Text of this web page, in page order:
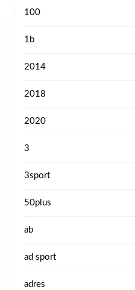
100
1b
2014
2018
2020
3
3sport
50plus
ab
ad sport
adres